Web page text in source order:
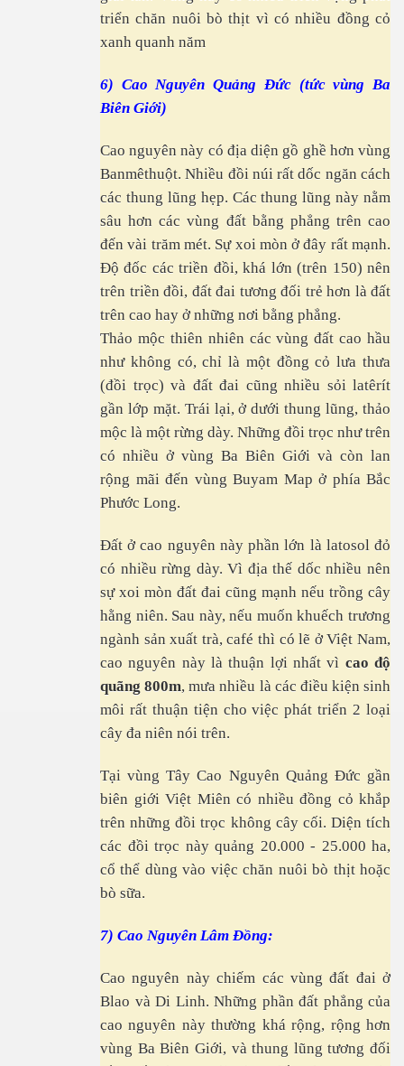
triển chăn nuôi bò thịt vì có nhiều đồng cỏ
xanh quanh năm
6) Cao Nguyên Quảng Đức (tức vùng Ba
Biên Giới)
Cao nguyên này có địa diện gồ ghề hơn vùng
Banmêthuột. Nhiều đồi núi rất dốc ngăn cách
các thung lũng hẹp. Các thung lũng này nằm
sâu hơn các vùng đất bằng phẳng trên cao
đến vài trăm mét. Sự xoi mòn ở đây rất mạnh.
Độ đốc các triền đồi, khá lớn (trên 150) nên
trên triền đồi, đất đai tương đối trẻ hơn là đất
trên cao hay ở những nơi bằng phẳng.
Thảo mộc thiên nhiên các vùng đất cao hầu
như không có, chỉ là một đồng cỏ lưa thưa
(đồi trọc) và đất đai cũng nhiều sỏi latêrít
gần lớp mặt. Trái lại, ở dưới thung lũng, thảo
mộc là một rừng dày. Những đồi trọc như trên
có nhiều ở vùng Ba Biên Giới và còn lan
rộng mãi đến vùng Buyam Map ở phía Bắc
Phước Long.
Đất ở cao nguyên này phần lớn là latosol đỏ
có nhiều rừng dày. Vì địa thế dốc nhiều nên
sự xoi mòn đất đai cũng mạnh nếu trồng cây
hằng niên. Sau này, nếu muốn khuếch trương
ngành sản xuất trà, café thì có lẽ ở Việt Nam,
cao nguyên này là thuận lợi nhất vì cao độ
quãng 800m, mưa nhiều là các điều kiện sinh
môi rất thuận tiện cho việc phát triển 2 loại
cây đa niên nói trên.
Tại vùng Tây Cao Nguyên Quảng Đức gần
biên giới Việt Miên có nhiều đồng cỏ khắp
trên những đồi trọc không cây cối. Diện tích
các đồi trọc này quảng 20.000 - 25.000 ha,
cổ thể dùng vào việc chăn nuôi bò thịt hoặc
bò sữa.
7) Cao Nguyên Lâm Đồng:
Cao nguyên này chiếm các vùng đất đai ở
Blao và Di Linh. Những phần đất phẳng của
cao nguyên này thường khá rộng, rộng hơn
vùng Ba Biên Giới, và thung lũng tương đối